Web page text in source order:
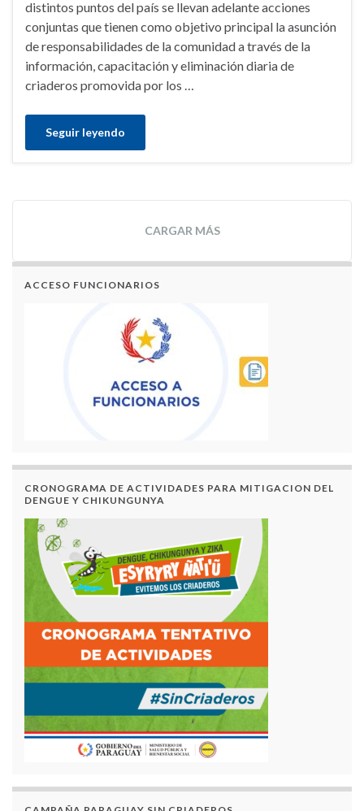
distintos puntos del país se llevan adelante acciones
conjuntas que tienen como objetivo principal la asunción
de responsabilidades de la comunidad a través de la
información, capacitación y eliminación diaria de
criaderos promovida por los …
Seguir leyendo
CARGAR MÁS
ACCESO FUNCIONARIOS
CRONOGRAMA DE ACTIVIDADES PARA MITIGACION DEL
DENGUE Y CHIKUNGUNYA